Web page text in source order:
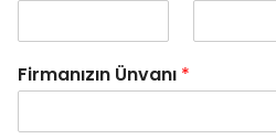
Firmanızın Ünvanı *